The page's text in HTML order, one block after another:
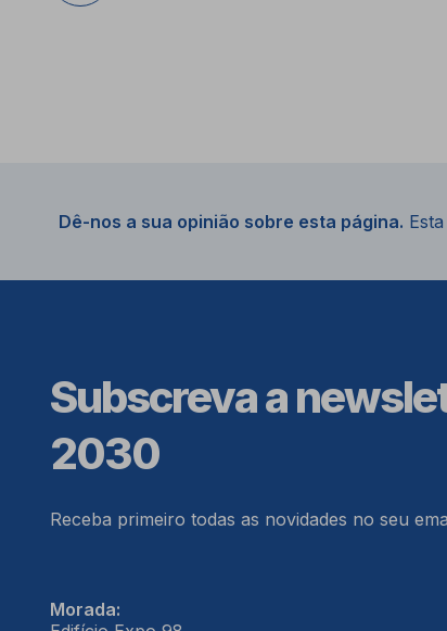
Dê-nos a sua opinião sobre esta página.
Subscreva a
2030
Receba primeiro todas as novidades no seu
Morada: